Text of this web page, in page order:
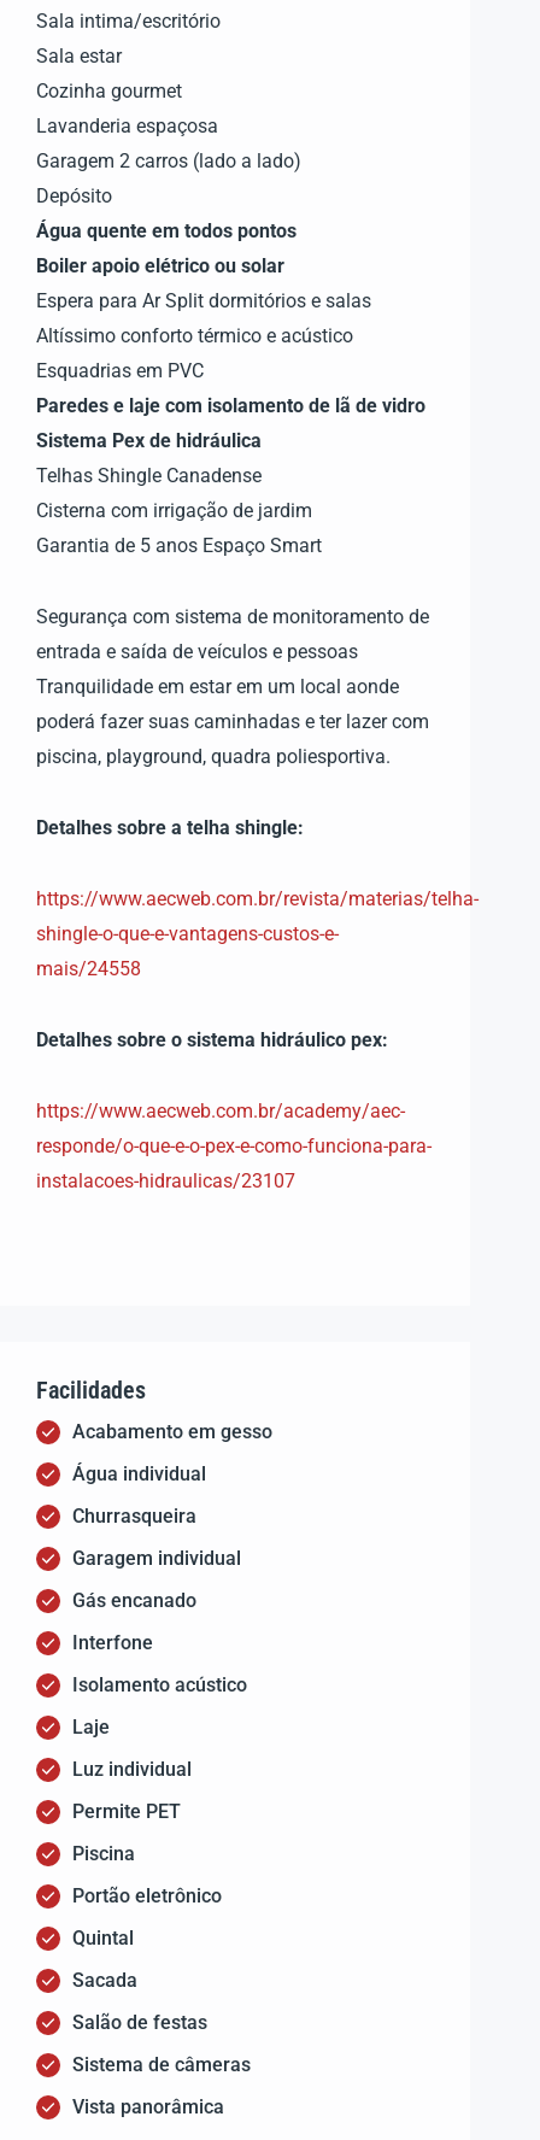
Sala intima/escritório
Sala estar
Cozinha gourmet
Lavanderia espaçosa
Garagem 2 carros (lado a lado)
Depósito
Água quente em todos pontos
Boiler apoio elétrico ou solar
Espera para Ar Split dormitórios e salas
Altíssimo conforto térmico e acústico
Esquadrias em PVC
Paredes e laje com isolamento de lã de vidro
Sistema Pex de hidráulica
Telhas Shingle Canadense
Cisterna com irrigação de jardim
Garantia de 5 anos Espaço Smart
Segurança com sistema de monitoramento de
entrada e saída de veículos e pessoas
Tranquilidade em estar em um local aonde
poderá fazer suas caminhadas e ter lazer com
piscina, playground, quadra poliesportiva.
Detalhes sobre a telha shingle:
https://www.aecweb.com.br/revista/materias/telha-
shingle-o-que-e-vantagens-custos-e-
mais/24558
Detalhes sobre o sistema hidráulico pex:
https://www.aecweb.com.br/academy/aec-
responde/o-que-e-o-pex-e-como-funciona-para-
instalacoes-hidraulicas/23107
Facilidades
Acabamento em gesso
Água individual
Churrasqueira
Garagem individual
Gás encanado
Interfone
Isolamento acústico
Laje
Luz individual
Permite PET
Piscina
Portão eletrônico
Quintal
Sacada
Salão de festas
Sistema de câmeras
Vista panorâmica